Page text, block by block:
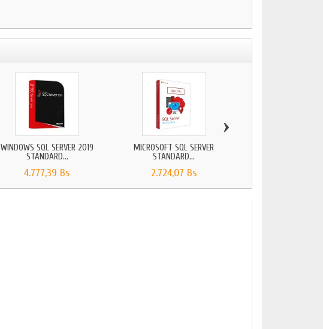
WINDOWS SQL SERVER 2019
STANDARD...
4.777,39 Bs
MICROSOFT SQL SERVER
STANDARD...
2.724,07 Bs
›